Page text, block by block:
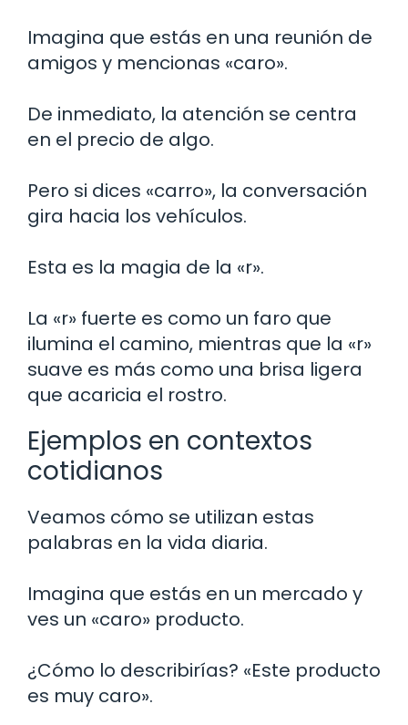
Imagina que estás en una reunión de
amigos y mencionas «caro».
De inmediato, la atención se centra
en el precio de algo.
Pero si dices «carro», la conversación
gira hacia los vehículos.
Esta es la magia de la «r».
La «r» fuerte es como un faro que
ilumina el camino, mientras que la «r»
suave es más como una brisa ligera
que acaricia el rostro.
Ejemplos en contextos
cotidianos
Veamos cómo se utilizan estas
palabras en la vida diaria.
Imagina que estás en un mercado y
ves un «caro» producto.
¿Cómo lo describirías? «Este producto
es muy caro».